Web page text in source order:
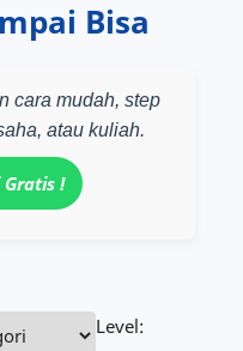
Bisa
cara mudah, step
atau kuliah.
!
Level: